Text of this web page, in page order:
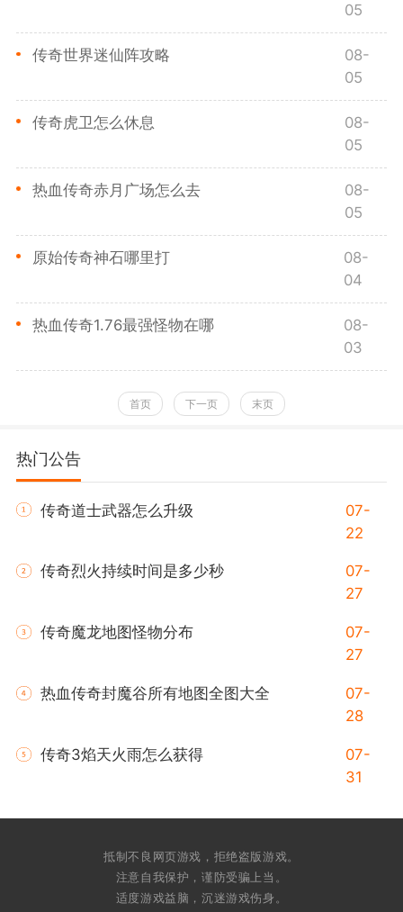
05
传奇世界迷仙阵攻略
08-
05
传奇虎卫怎么休息
08-
05
热血传奇赤月广场怎么去
08-
05
原始传奇神石哪里打
08-
04
热血传奇1.76最强怪物在哪
08-
03
首页 下一页 末页
热门公告
传奇道士武器怎么升级
07-
22
传奇烈火持续时间是多少秒
07-
27
传奇魔龙地图怪物分布
07-
27
热血传奇封魔谷所有地图全图大全
07-
28
传奇3焰天火雨怎么获得
07-
31
抵制不良网页游戏，拒绝盗版游戏。
注意自我保护，谨防受骗上当。
适度游戏益脑，沉迷游戏伤身。